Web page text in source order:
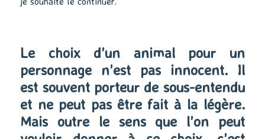
Le choix d’un animal pour un
personnage n’est pas innocent. Il
est souvent porteur de sous-entendu
et ne peut pas être fait à la légère.
Mais outre le sens que l’on peut